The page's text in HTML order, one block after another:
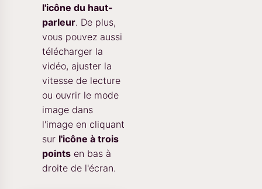
l'icône du haut-
parleur. De plus,
vous pouvez aussi
télécharger la
vidéo, ajuster la
vitesse de lecture
ou ouvrir le mode
image dans
l'image en cliquant
sur l'icône à trois
points en bas à
droite de l'écran.